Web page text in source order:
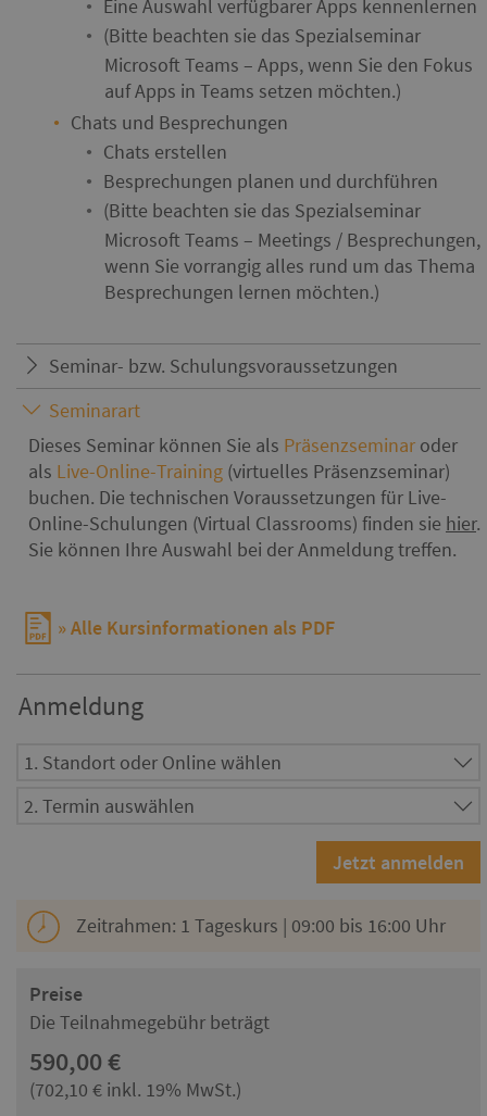
Eine Auswahl verfügbarer Apps kennenlernen
(Bitte beachten sie das Spezialseminar
Microsoft Teams – Apps, wenn Sie den Fokus
auf Apps in Teams setzen möchten.)
Chats und Besprechungen
Chats erstellen
Besprechungen planen und durchführen
(Bitte beachten sie das Spezialseminar
Microsoft Teams – Meetings / Besprechungen,
wenn Sie vorrangig alles rund um das Thema
Besprechungen lernen möchten.)
Seminar- bzw. Schulungsvoraussetzungen
Seminarart
Dieses Seminar können Sie als Präsenzseminar oder
als Live-Online-Training (virtuelles Präsenzseminar)
buchen. Die technischen Voraussetzungen für Live-
Online-Schulungen (Virtual Classrooms) finden sie hier.
Sie können Ihre Auswahl bei der Anmeldung treffen.
Alle Kursinformationen als PDF
Anmeldung
Zeitrahmen: 1 Tageskurs | 09:00 bis 16:00 Uhr
Preise
Die Teilnahmegebühr beträgt
590,00 €
(702,10 € inkl. 19% MwSt.)